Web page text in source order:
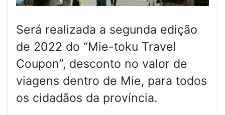
Será realizada a segunda edição
de 2022 do “Mie-toku Travel
Coupon”, desconto no valor de
viagens dentro de Mie, para todos
os cidadãos da província.